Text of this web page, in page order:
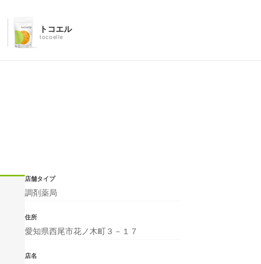
トコエル
tocoelle
店舗タイプ
調剤薬局
住所
愛知県西尾市花ノ木町３－１７
店名